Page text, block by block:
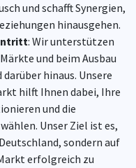
und schafft Synergien,
hinausgehen.
: Wir unterstützen
und beim Ausbau
hinaus. Unsere
hilft Ihnen dabei, Ihre
und die
Unser Ziel ist es,
sondern auf
erfolgreich zu